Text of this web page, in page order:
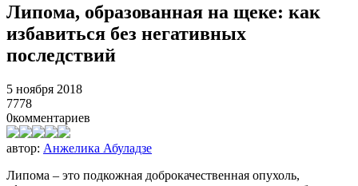
Липома, образованная на щеке: как
избавиться без негативных
последствий
5 ноября 2018
7778
0комментариев
автор: Анжелика Абуладзе
Липома – это подкожная доброкачественная опухоль,